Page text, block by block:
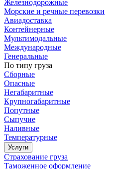
Железнодорожные
Морские и речные перевозки
Авиадоставка
Контейнерные
Мультимодальные
Международные
Генеральные
По типу груза
Сборные
Опасные
Негабаритные
Крупногабаритные
Попутные
Сыпучие
Наливные
Температурные
Услуги
Страхование груза
Таможенное оформление